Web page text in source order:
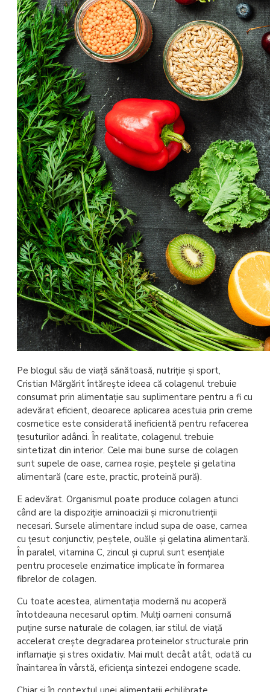
Pe blogul său de viață sănătoasă, nutriție și sport,
Cristian Mărgărit întărește ideea că colagenul trebuie
consumat prin alimentație sau suplimentare pentru a fi cu
adevărat eficient, deoarece aplicarea acestuia prin creme
cosmetice este considerată ineficientă pentru refacerea
țesuturilor adânci. În realitate, colagenul trebuie
sintetizat din interior. Cele mai bune surse de colagen
sunt supele de oase, carnea roșie, peștele și gelatina
alimentară (care este, practic, proteină pură).
E adevărat. Organismul poate produce colagen atunci
când are la dispoziție aminoacizii și micronutrienții
necesari. Sursele alimentare includ supa de oase, carnea
cu țesut conjunctiv, peștele, ouăle și gelatina alimentară.
În paralel, vitamina C, zincul și cuprul sunt esențiale
pentru procesele enzimatice implicate în formarea
fibrelor de colagen.
Cu toate acestea, alimentația modernă nu acoperă
întotdeauna necesarul optim. Mulți oameni consumă
puține surse naturale de colagen, iar stilul de viață
accelerat crește degradarea proteinelor structurale prin
inflamație și stres oxidativ. Mai mult decât atât, odată cu
înaintarea în vârstă, eficiența sintezei endogene scade.